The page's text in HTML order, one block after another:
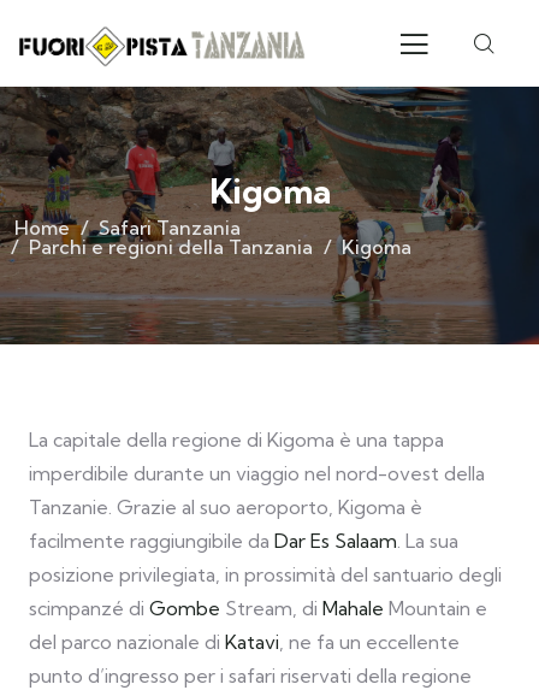
Kigoma
Home
Safari Tanzania
Parchi e regioni della Tanzania
Kigoma
La capitale della regione di Kigoma è una tappa
imperdibile durante un viaggio nel nord-ovest della
Tanzanie. Grazie al suo aeroporto, Kigoma è
facilmente raggiungibile da Dar Es Salaam. La sua
posizione privilegiata, in prossimità del santuario degli
scimpanzé di Gombe Stream, di Mahale Mountain e
del parco nazionale di Katavi, ne fa un eccellente
punto d’ingresso per i safari riservati della regione